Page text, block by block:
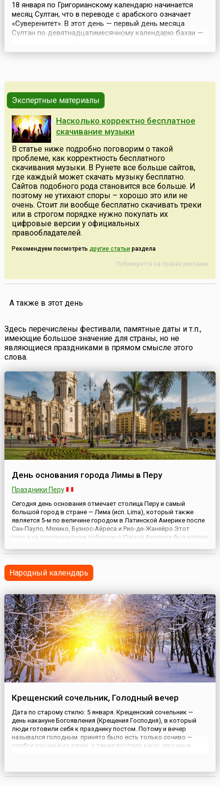
18 января по Григорианскому календарю начинается
месяц Султан, что в переводе с арабского означает
«Суверенитет». В этот день — первый день месяца
Султан по девятнадцатимесячному календарю бахаи —
Девятнадцатого дня месяца Султан.Праздники
открывают широкие возможнос...
Экспертные материалы
Насколько корректно бесплатное
скачивание музыки
В статье ниже подробно поговорим о такой
проблеме, как корректность бесплатного
скачивания музыки. В Рунете все больше сайтов,
где каждый может скачать музыку бесплатно.
Сайтов подобного рода становится все больше. И
поэтому не утихают споры – хорошо это или не
очень. Стоит ли вообще бесплатно скачивать треки
или в строгом порядке нужно покупать их
цифровые версии у официальных
правообладателей.
Рекомендуем посмотреть другие статьи раздела
Публикуется на правах рекламы
А также в этот день
Здесь перечислены фестивали, памятные даты и т.п.,
имеющие большое значение для страны, но не
являющиеся праздниками в прямом смысле этого
слова.
День основания города Лимы в Перу
Праздники Перу
Сегодня день основания отмечает столица Перу и самый
большой город в стране — Лима (исп. Lima), который также
является 5-м по величине городом в Латинской Америке после
Сан-Пауло, Мехико, Буэнос-Айреса и Рио-де-Жанейро.Этот
город на тихоокеанском побережье Южной Америки был назван
1535 года испанский конкистадор Франсиско Писарро (...
Народный календарь
Крещенский сочельник, Голодный вечер
Дата по старому стилю: 5 января. Крещенский сочельник —
день накануне Богоявления (Крещения Господня), в который
люди готовили себя к празднику постом. Потому и вечер
назывался голодным: принято было есть только сочиво —
особое кушанье из зерен, а также постную кашу, овощные
собирать и ис...